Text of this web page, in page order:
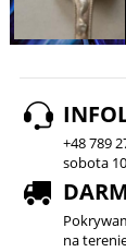
+48 789
sobota
na